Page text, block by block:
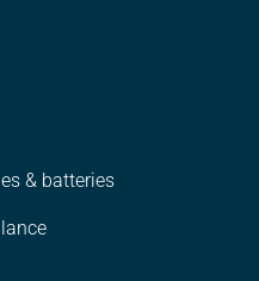
& batteries